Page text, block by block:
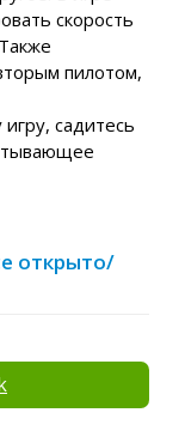
скорость
пилотом,
садитесь
открыто/